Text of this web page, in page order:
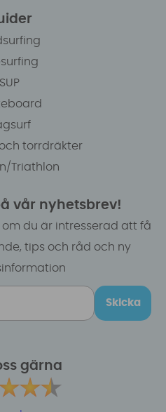
SUP
torrdräkter
Triathlon
vår nyhetsbrev!
du är intresserad att få
tips och råd och ny
Skicka
gärna